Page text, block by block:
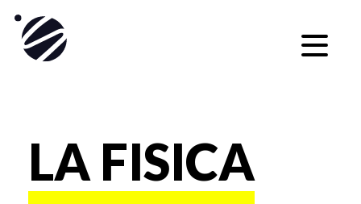
Skip
to
content
LA FISICA